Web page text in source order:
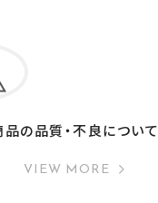
品の品質・不良について
VIEW MORE